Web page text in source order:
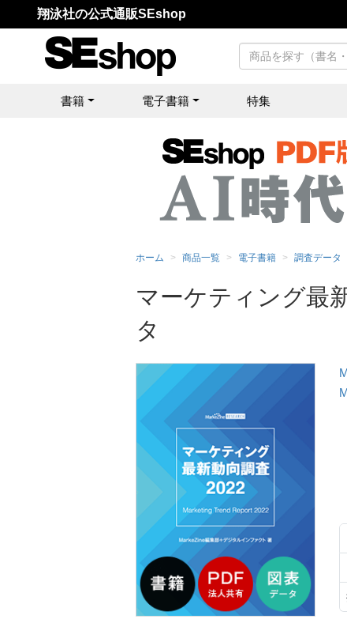
翔泳社の公式通販SEshop
書籍 電子書籍 特集
ホーム 商品一覧 電子書籍 調査データ
マーケティング最
タ